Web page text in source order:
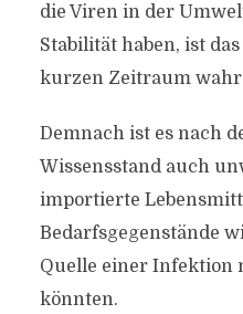
die Viren in der
Stabilität haben, ist
kurzen Zeitraum
Demnach ist es nach
Wissensstand auch
importierte
Bedarfsgegenstände
Quelle einer Infektion
könnten.